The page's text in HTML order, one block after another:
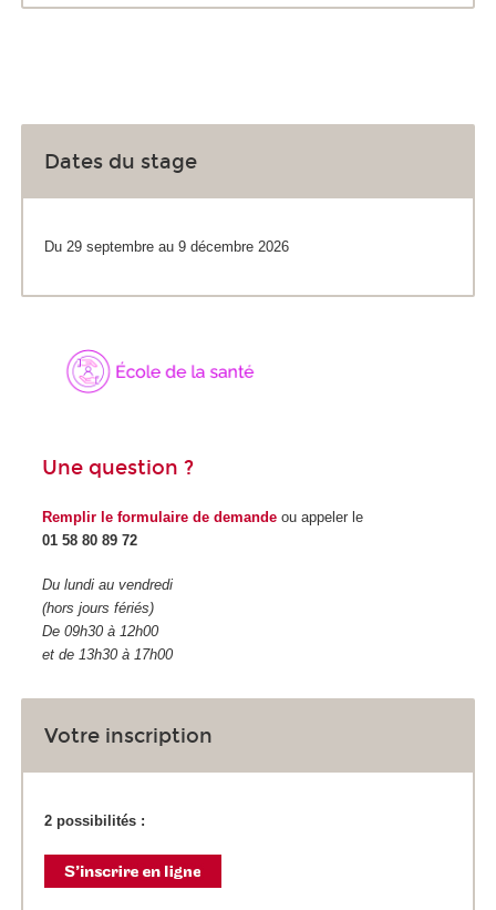
Dates du stage
Du 29 septembre au 9 décembre 2026
Une question ?
Remplir le formulaire de demande ou appeler le
01 58 80 89 72
Du lundi au vendredi
(hors jours fériés)
De 09h30 à 12h00
et de 13h30 à 17h00
Votre inscription
2 possibilités :